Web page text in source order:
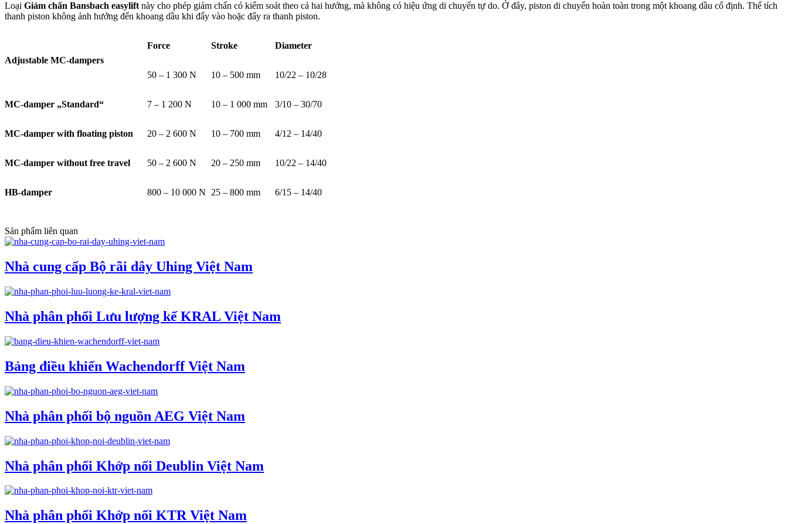
Loại Giảm chấn Bansbach easylift này cho phép giảm chấn có kiểm soát theo cả hai hướng, mà không có hiệu ứng di chuyển tự do. Ở đây, piston di chuyển hoàn toàn trong một khoang dầu cố định. Thể tích
thanh piston không ảnh hưởng đến khoang dầu khi đẩy vào hoặc đẩy ra thanh piston.
Adjustable MC-dampers
Force Stroke Diameter
50 – 1 300 N 10 – 500 mm 10/22 – 10/28
MC-damper „Standard“ 7 – 1 200 N 10 – 1 000 mm 3/10 – 30/70
MC-damper with floating piston 20 – 2 600 N 10 – 700 mm 4/12 – 14/40
MC-damper without free travel 50 – 2 600 N 20 – 250 mm 10/22 – 14/40
HB-damper 800 – 10 000 N 25 – 800 mm 6/15 – 14/40
Sản phẩm liên quan
Nhà cung cấp Bộ rãi dây Uhing Việt Nam
Nhà phân phối Lưu lượng kế KRAL Việt Nam
Bảng điều khiển Wachendorff Việt Nam
Nhà phân phối bộ nguồn AEG Việt Nam
Nhà phân phối Khớp nối Deublin Việt Nam
Nhà phân phối Khớp nối KTR Việt Nam